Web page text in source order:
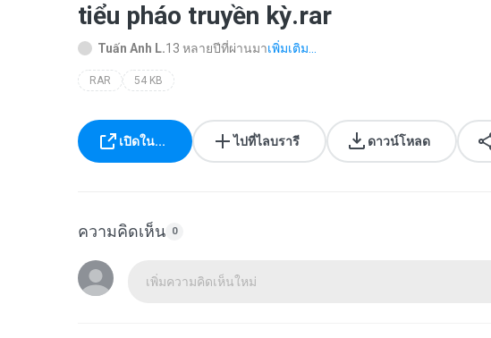
tiểu pháo truyền kỳ.rar
Tuấn Anh L.13 หลายปีที่ผ่านมาเพิ่มเติม...
RAR 54 KB
เปิดใน... ไปที่ไลบรารี ดาวน์โหลด
ความคิดเห็น 0
เพิ่มความคิดเห็นใหม่